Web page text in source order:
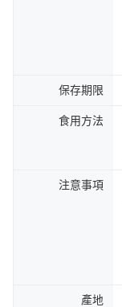
保存期限
食用方法
注意事項
產地